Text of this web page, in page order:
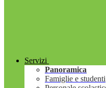
Servizi
Panoramica
Famiglie e studenti